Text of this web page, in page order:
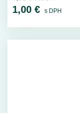
1,00 € s DPH